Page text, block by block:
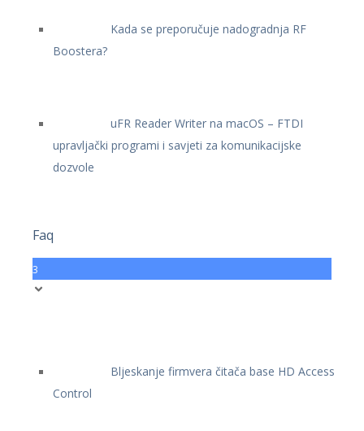
Kada se preporučuje nadogradnja RF
Boostera?
uFR Reader Writer na macOS – FTDI
upravljački programi i savjeti za komunikacijske
dozvole
Faq
3
Bljeskanje firmvera čitača base HD Access
Control